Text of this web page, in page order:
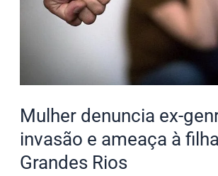
Mulher denuncia ex-
invasão e ameaça à
Grandes Rios
ameaça
filha
em
Grandes